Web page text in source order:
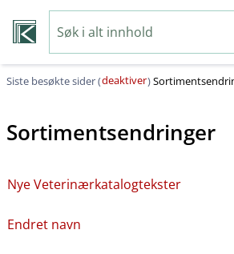
Siste besøkte sider (deaktiver)
Sortimentsendringer
Nye Veterinærkatalogtekster
Endret navn